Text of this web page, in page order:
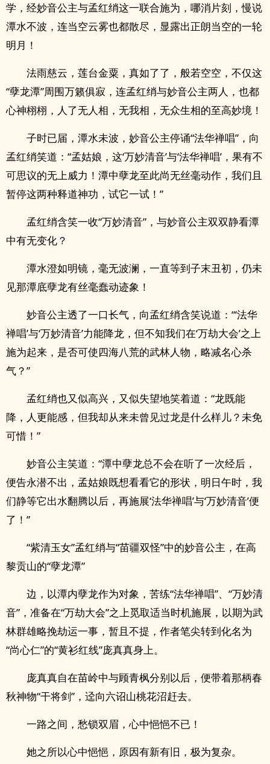
学，经妙音公主与孟红绡这一联合施为，哪消片刻，慢说
潭水不波，连当空云雾也都散尽，显露出正朗当空的一轮
明月！
法雨慈云，莲台金粟，真如了了，般若空空，不仅这
“孽龙潭”周围万籁俱寂，连孟红绡与妙音公主两人，也都
心神栩栩，人了无人相，无我相，无众生相的至高妙境！
子时已届，潭水未波，妙音公主停诵“法华禅唱”，向
孟红绡笑道：“孟姑娘，这‘万妙清音’与‘法华禅唱’，果有不
可思议的无上威力！潭中孽龙至此尚无丝毫动作，我们且
暂停这两种释道神功，试它一试！”
孟红绡含笑一收“万妙清音”，与妙音公主双双静看潭
中有无变化？
潭水澄如明镜，毫无波澜，一直等到子末丑初，仍未
见那潭底孽龙有丝毫蠢动迹象！
妙音公主透了一口长气，向孟红绡含笑说道：“‘法华
禅唱’与‘万妙清音’力能降龙，但不知我们在‘万劫大会’之上
施为起来，是否可使四海八荒的武林人物，略减名心杀
气？”
孟红绡也又似高兴，又似失望地笑着道：“龙既能
降，人更能感，但我却从来未曾见过龙是什么样儿？未免
可惜！”
妙音公主笑道：“潭中孽龙总不会在听了一次经后，
便告永潜不出，孟姑娘既想看看它的形状，明日午时，我
们静等它出水翻腾以后，再施展‘法华禅唱’与‘万妙清音’便
了！”
“紫清玉女”孟红绡与“苗疆双怪”中的妙音公主，在高
黎贡山的“孽龙潭”
边，以潭内孽龙作为对象，苦练“法华禅唱”、“万妙清
音”，准备在“万劫大会”之上觅取适当时机施展，以期为武
林群雄略挽劫运一事，暂且不提，作者笔尖转到化名为
“尚心仁”的“黄衫红线”庞真真身上。
庞真真自在苗岭中与顾青枫分别以后，便带着那柄春
秋神物“干将剑”，迳向六诏山桃花沼赶去。
一路之间，愁锁双眉，心中悒悒不已！
她之所以心中悒悒，原因有新有旧，极为复杂。